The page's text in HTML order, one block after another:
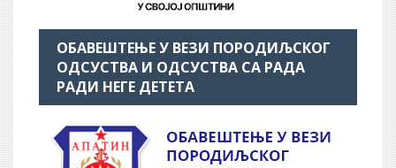
ОБАВЕШТЕЊЕ У ВЕЗИ ПОРОДИЉСКОГ
ОДСУСТВА И ОДСУСТВА СА РАДА
РАДИ НЕГЕ ДЕТЕТА